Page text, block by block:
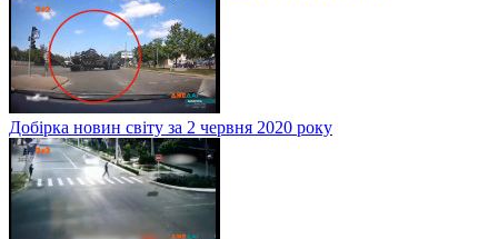
Добірка новин світу за 2 червня 2020 року